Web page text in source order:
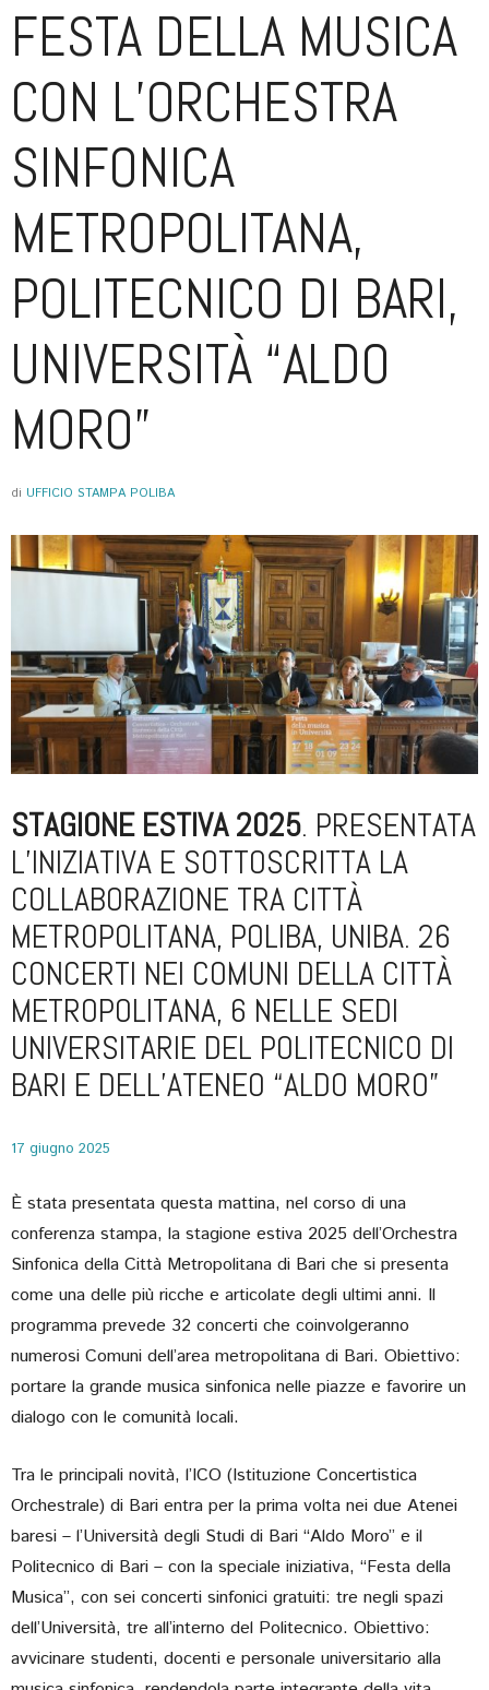
FESTA DELLA MUSICA
CON L’ORCHESTRA
SINFONICA
METROPOLITANA,
POLITECNICO DI BARI,
UNIVERSITÀ “ALDO
MORO”
di UFFICIO STAMPA POLIBA
STAGIONE ESTIVA 2025. PRESENTATA
L’INIZIATIVA E SOTTOSCRITTA LA
COLLABORAZIONE TRA CITTÀ
METROPOLITANA, POLIBA, UNIBA. 26
CONCERTI NEI COMUNI DELLA CITTÀ
METROPOLITANA, 6 NELLE SEDI
UNIVERSITARIE DEL POLITECNICO DI
BARI E DELL’ATENEO “ALDO MORO”
17 giugno 2025
È stata presentata questa mattina, nel corso di una
conferenza stampa, la stagione estiva 2025 dell’Orchestra
Sinfonica della Città Metropolitana di Bari che si presenta
come una delle più ricche e articolate degli ultimi anni. Il
programma prevede 32 concerti che coinvolgeranno
numerosi Comuni dell’area metropolitana di Bari. Obiettivo:
portare la grande musica sinfonica nelle piazze e favorire un
dialogo con le comunità locali.
Tra le principali novità, l’ICO (Istituzione Concertistica
Orchestrale) di Bari entra per la prima volta nei due Atenei
baresi – l’Università degli Studi di Bari “Aldo Moro” e il
Politecnico di Bari – con la speciale iniziativa, “Festa della
Musica”, con sei concerti sinfonici gratuiti: tre negli spazi
dell’Università, tre all’interno del Politecnico. Obiettivo:
avvicinare studenti, docenti e personale universitario alla